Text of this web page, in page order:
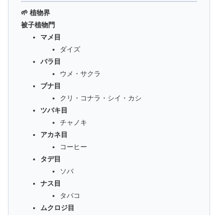
🌱 植物界
被子植物門
マメ目
ダイズ
バラ目
ウメ・サクラ
ブナ目
クリ・コナラ・シイ・カシ
ツバキ目
チャノキ
アカネ目
コーヒー
タデ目
ソバ
ナス目
タバコ
ムクロジ目